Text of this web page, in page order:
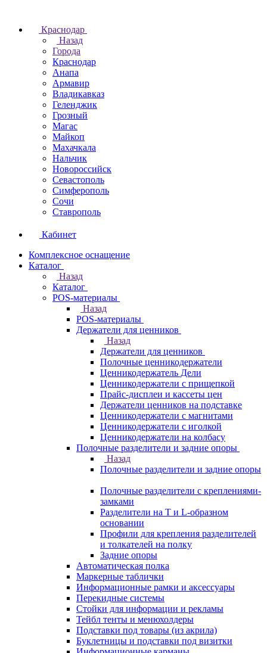
Краснодар
Назад
Города
Краснодар
Анапа
Армавир
Владикавказ
Геленджик
Грозный
Магас
Майкоп
Махачкала
Нальчик
Новороссийск
Севастополь
Симферополь
Сочи
Ставрополь
Кабинет
Комплексное оснащение
Каталог
Назад
Каталог
POS-материалы
Назад
POS-материалы
Держатели для ценников
Назад
Держатели для ценников
Полочные ценникодержатели
Ценникодержатель Дели
Ценникодержатели с прищепкой
Прайс-дисплеи и кассеты цен
Держатели ценников на подставке
Ценникодержатели с магнитами
Ценникодержатели с иголкой
Ценникодержатели на колбасу
Полочные разделители и задние опоры
Назад
Полочные разделители и задние опоры
Полочные разделители с креплениями-
замками
Разделители на Т и L-образном
основании
Профили для крепления разделителей
и толкателей на полку
Задние опоры
Автоматическая полка
Маркерные таблички
Информационные рамки и аксессуары
Перекидные системы
Стойки для информации и рекламы
Тейбл тенты и менюхолдеры
Подставки под товары (из акрила)
Буклетницы и подставки под визитки